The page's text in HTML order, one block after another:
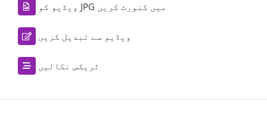
ویڈیو کو JPG میں کنورٹ کریں
ویڈیو سے تبدیل کریں
ٹریکس نکالیں